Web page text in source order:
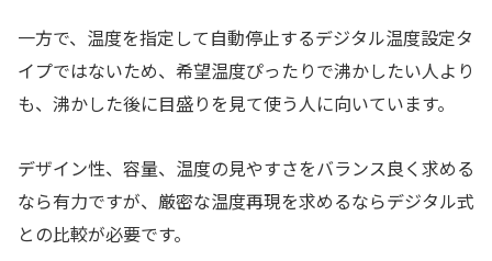
一方で、温度を指定して自動停止するデジタル温度設定タ
イプではないため、希望温度ぴったりで沸かしたい人より
も、沸かした後に目盛りを見て使う人に向いています。
デザイン性、容量、温度の見やすさをバランス良く求める
なら有力ですが、厳密な温度再現を求めるならデジタル式
との比較が必要です。